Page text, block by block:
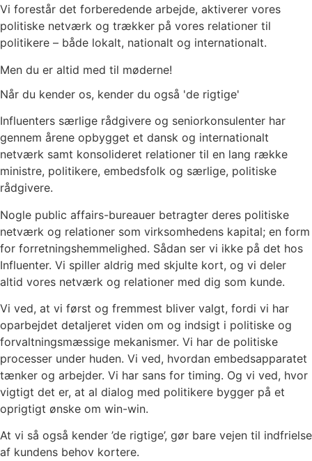
Vi forestår det forberedende arbejde, aktiverer vores
politiske netværk og trækker på vores relationer til
politikere – både lokalt, nationalt og internationalt.
Men du er altid med til møderne!
Når du kender os, kender du også 'de rigtige'
Influenters særlige rådgivere og seniorkonsulenter har
gennem årene opbygget et dansk og internationalt
netværk samt konsolideret relationer til en lang række
ministre, politikere, embedsfolk og særlige, politiske
rådgivere.
Nogle public affairs-bureauer betragter deres politiske
netværk og relationer som virksomhedens kapital; en form
for forretningshemmelighed. Sådan ser vi ikke på det hos
Influenter. Vi spiller aldrig med skjulte kort, og vi deler
altid vores netværk og relationer med dig som kunde.
Vi ved, at vi først og fremmest bliver valgt, fordi vi har
oparbejdet detaljeret viden om og indsigt i politiske og
forvaltningsmæssige mekanismer. Vi har de politiske
processer under huden. Vi ved, hvordan embedsapparatet
tænker og arbejder. Vi har sans for timing. Og vi ved, hvor
vigtigt det er, at al dialog med politikere bygger på et
oprigtigt ønske om win-win.
At vi så også kender ’de rigtige’, gør bare vejen til indfrielse
af kundens behov kortere.